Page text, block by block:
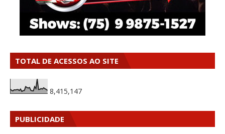
TOTAL DE ACESSOS AO SITE
8,415,147
PUBLICIDADE